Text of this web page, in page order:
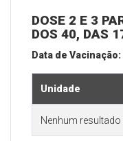
DOSE 2 E 3
DOS 40, DAS
Data de Vacinação:
Unidade
Nenhum